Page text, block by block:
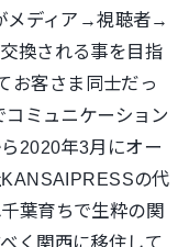
メディア →視聴者→
換される事を目指
お客さま同士だっ
コミュニケーション
2020年3月にオー
KANSAIPRESSの代
葉育ちで生粋の関
く関西に移住して